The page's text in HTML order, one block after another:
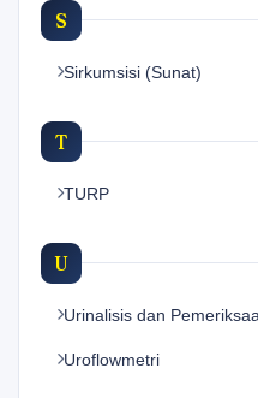
S
Sirkumsisi (Sunat)
T
TURP
U
Urinalisis dan
Uroflowmetri